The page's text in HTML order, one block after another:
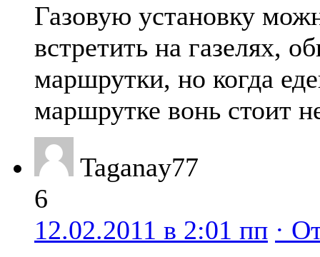
Газовую установку
встретить на газелях,
маршрутки, но когда
маршрутке вонь стоит
Taganay77
6
12.02.2011 в 2:01 пп ·